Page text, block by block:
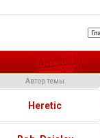
Автор темы
Heretic